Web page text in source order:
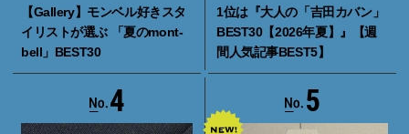
【Gallery】モンベル好きスタ
イリストが選ぶ 「夏のmont-
bell」BEST30
1位は『大人の「吉田カバン」
BEST30【2026年夏】』【週
間人気記事BEST5】
4 5